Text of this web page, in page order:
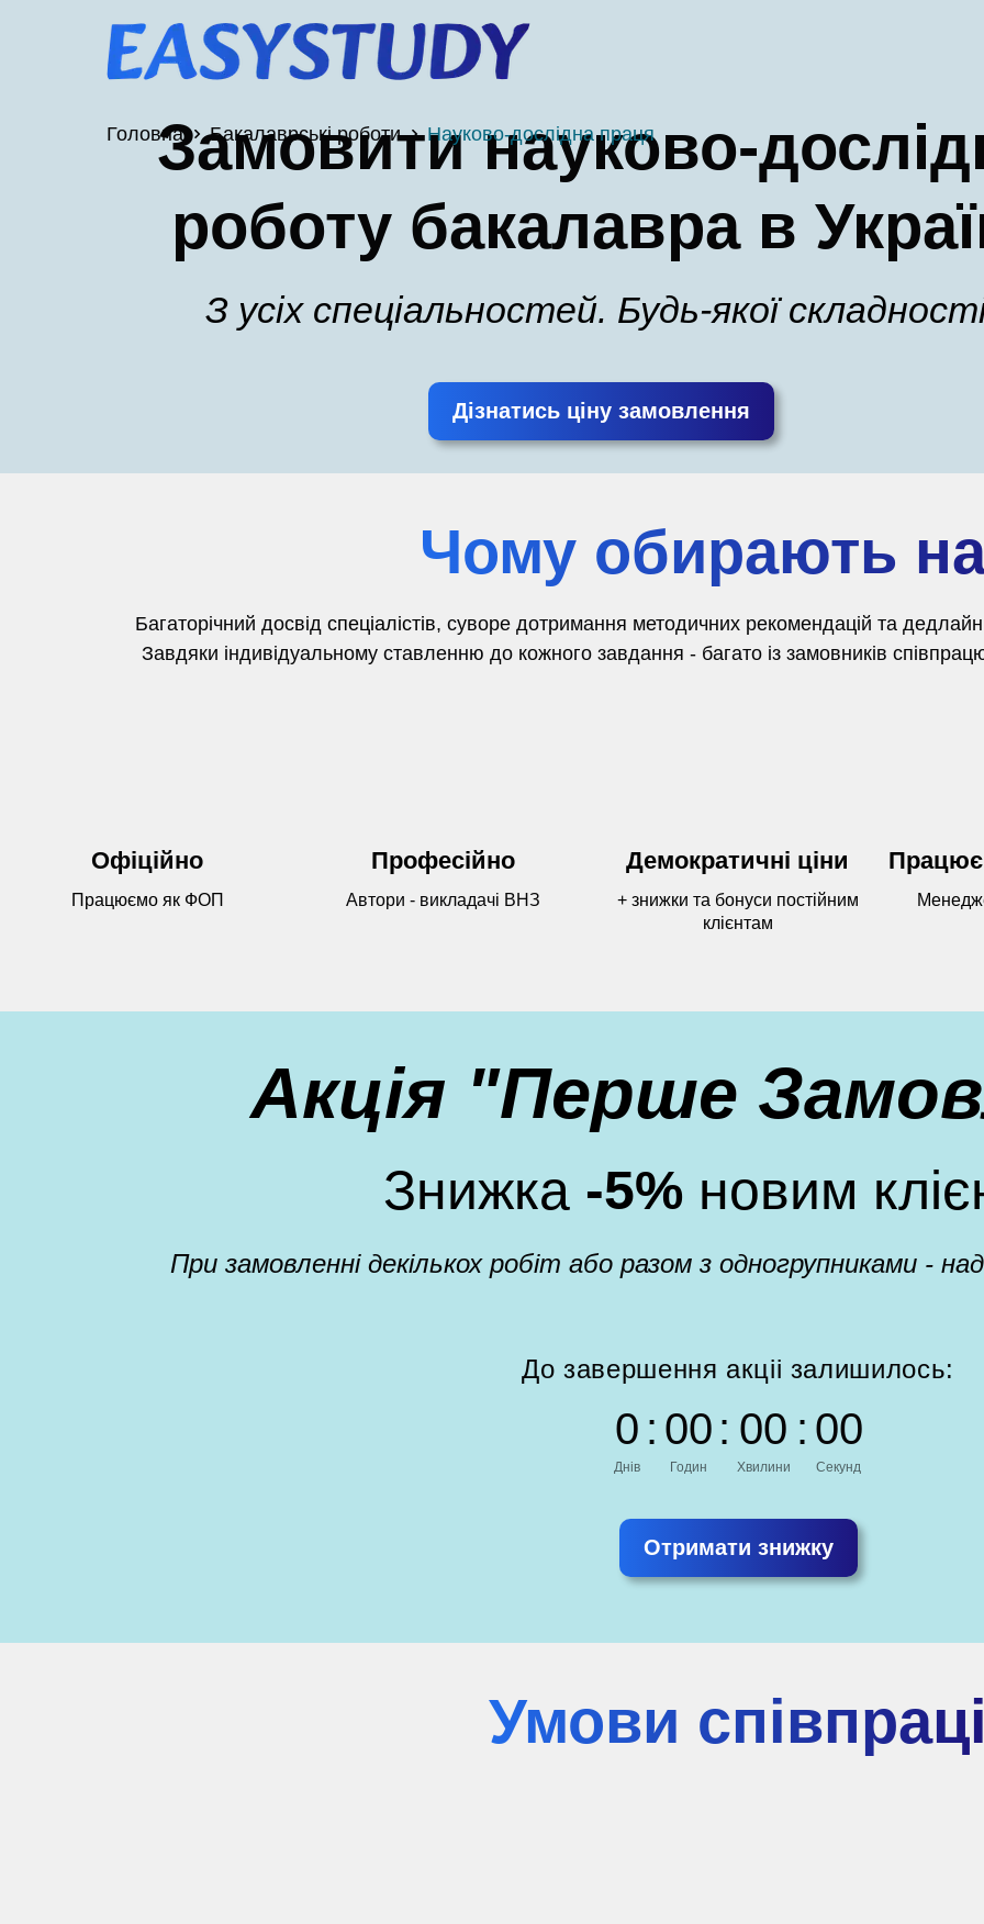
Замовити науково-
роботу бакалавра в
З усіх спеціальностей. Будь-якої
Дізнатись ціну замовлення
Головна Бакалаврські роботи Науково-дослідна праця
Чому обирають
Багаторічний досвід спеціалістів, суворе дотримання методичних рекомендацій та
Завдяки індивідуальному ставленню до кожного завдання - багато із замовників
Офіційно
Працюємо як ФОП
Професійно
Автори - викладачі ВНЗ
Демократичні ціни
+ знижки та бонуси постійним
клієнтам
Акція "Перше
Знижка -5%новим
При замовленні декількох робіт або разом з одногрупниками -
До завершення акціі залишилось:
0
Днів
: 00
Годин
: 00
Хвилини
: 00
Секунд
Отримати знижку
Умови